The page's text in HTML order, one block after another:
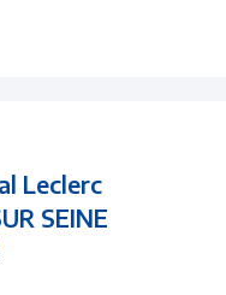
Leclerc
SEINE